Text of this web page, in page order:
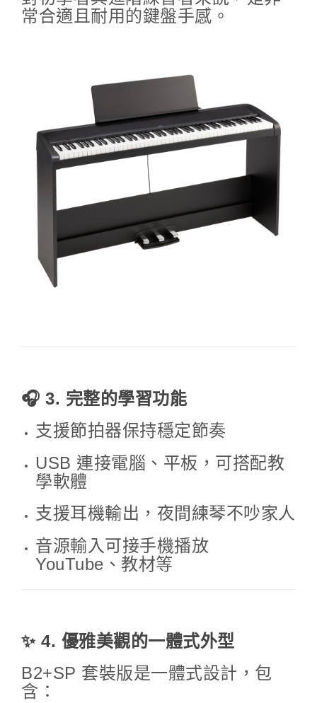
常合適且耐用的鍵盤手感。
🎧 3. 完整的學習功能
支援節拍器保持穩定節奏
USB 連接電腦、平板，可搭配教
學軟體
支援耳機輸出，夜間練琴不吵家人
音源輸入可接手機播放
YouTube、教材等
✨ 4. 優雅美觀的一體式外型
B2+SP 套裝版是一體式設計，包
含：